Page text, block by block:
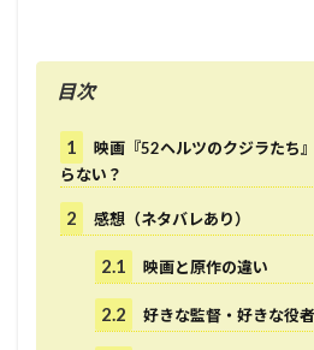
目次
1
映画『52ヘルツのクジラたち
らない？
2 感想（ネタバレあり）
2.1 映画と原作の違い
2.2 好きな監督・好きな役者